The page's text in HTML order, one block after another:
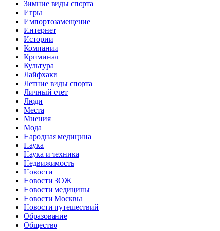
Зимние виды спорта
Игры
Импортозамещение
Интернет
Истории
Компании
Криминал
Культура
Лайфхаки
Летние виды спорта
Личный счет
Люди
Места
Мнения
Мода
Народная медицина
Наука
Наука и техника
Недвижимость
Новости
Новости ЗОЖ
Новости медицины
Новости Москвы
Новости путешествий
Образование
Общество